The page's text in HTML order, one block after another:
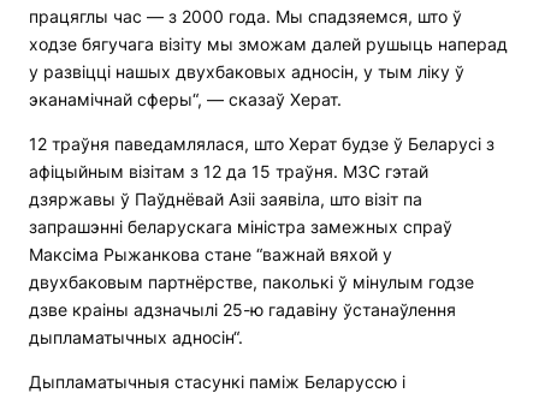
працяглы час — з 2000 года. Мы спадзяемся, што ў
ходзе бягучага візіту мы зможам далей рушыць наперад
у развіцці нашых двухбаковых адносін, у тым ліку ў
эканамічнай сферы“, — сказаў Херат.
12 траўня паведамлялася, што Херат будзе ў Беларусі з
афіцыйным візітам з 12 да 15 траўня. МЗС гэтай
дзяржавы ў Паўднёвай Азіі заявіла, што візіт па
запрашэнні беларускага міністра замежных спраў
Максіма Рыжанкова стане “важнай вяхой у
двухбаковым партнёрстве, паколькі ў мінулым годзе
дзве краіны адзначылі 25-ю гадавіну ўстанаўлення
дыпламатычных адносін“.
Дыпламатычныя стасункі паміж Беларуссю і